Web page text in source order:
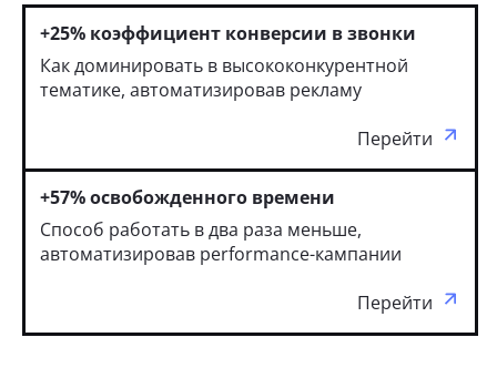
+25% коэффициент конверсии в звонки
Как доминировать в высококонкурентной
тематике, автоматизировав рекламу
Перейти
+57% освобожденного времени
Способ работать в два раза меньше,
автоматизировав performance-кампании
Перейти